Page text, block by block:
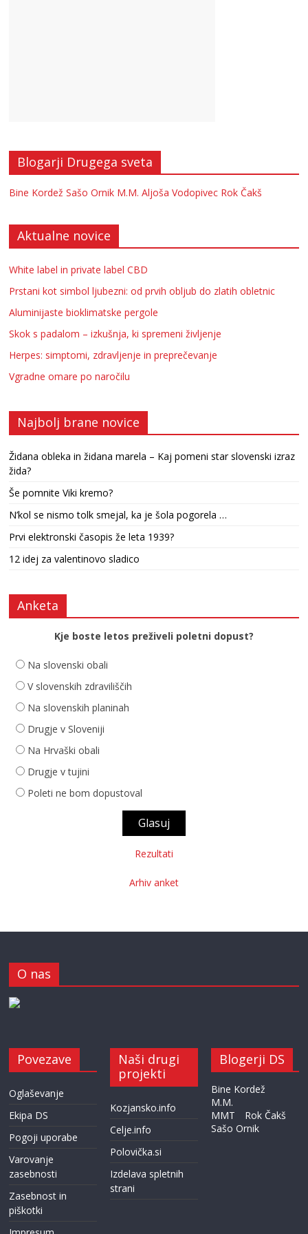
Blogarji Drugega sveta
Bine Kordež Sašo Ornik M.M. Aljoša Vodopivec Rok Čakš
Aktualne novice
White label in private label CBD
Prstani kot simbol ljubezni: od prvih obljub do zlatih obletnic
Aluminijaste bioklimatske pergole
Skok s padalom – izkušnja, ki spremeni življenje
Herpes: simptomi, zdravljenje in preprečevanje
Vgradne omare po naročilu
Najbolj brane novice
Židana obleka in židana marela – Kaj pomeni star slovenski izraz
žida?
Še pomnite Viki kremo?
N’kol se nismo tolk smejal, ka je šola pogorela …
Prvi elektronski časopis že leta 1939?
12 idej za valentinovo sladico
Anketa
Kje boste letos preživeli poletni dopust?
Na slovenski obali
V slovenskih zdraviliščih
Na slovenskih planinah
Drugje v Sloveniji
Na Hrvaški obali
Drugje v tujini
Poleti ne bom dopustoval
Rezultati
Arhiv anket
O nas
Povezave
Oglaševanje
Ekipa DS
Pogoji uporabe
Varovanje
zasebnosti
Zasebnost in
piškotki
Naši drugi
projekti
Kozjansko.info
Celje.info
Polovička.si
Izdelava spletnih
strani
Blogerji DS
Bine Kordež
M.M.
MMT
Rok Čakš
Sašo Ornik